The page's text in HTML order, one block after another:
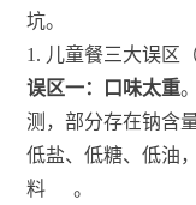
坑。
1. 儿童餐三大误区
误区一：口味太重
测，部分存在钠含
低盐、低糖、低油
料
。